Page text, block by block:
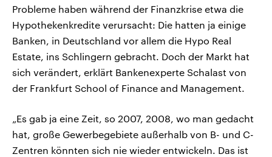
Probleme haben während der Finanzkrise etwa die
Hypothekenkredite verursacht: Die hatten ja einige
Banken, in Deutschland vor allem die Hypo Real
Estate, ins Schlingern gebracht. Doch der Markt hat
sich verändert, erklärt Bankenexperte Schalast von
der Frankfurt School of Finance and Management.
„Es gab ja eine Zeit, so 2007, 2008, wo man gedacht
hat, große Gewerbegebiete außerhalb von B- und C-
Zentren könnten sich nie wieder entwickeln. Das ist